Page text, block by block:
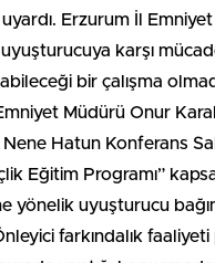
Erzurum İl
karşı
bir çalışma
Müdürü Onur
Nene Hatun Konferans
Eğitim Programı”
yönelik uyuşturucu
farkındalık faaliyeti